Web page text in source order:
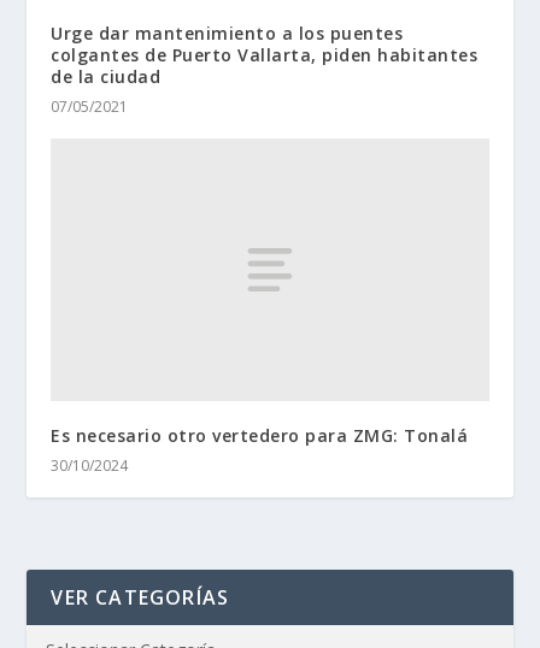
Urge dar mantenimiento a los puentes
colgantes de Puerto Vallarta, piden habitantes
de la ciudad
07/05/2021
Es necesario otro vertedero para ZMG: Tonalá
30/10/2024
VER CATEGORÍAS